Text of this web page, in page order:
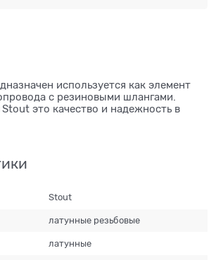
используется как элемент
с резиновыми шлангами.
это качество и надежность в
Stout
латунные резьбовые
латунные